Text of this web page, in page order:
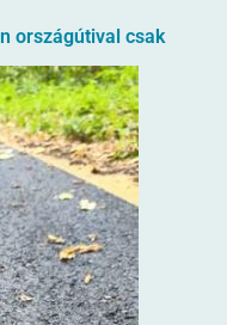
országútival csak